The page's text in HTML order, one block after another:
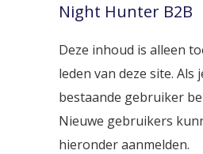
Night Hunter B2B
Deze inhoud is alleen
leden van deze site. Als
bestaande gebruiker
Nieuwe gebruikers
hieronder aanmelden.